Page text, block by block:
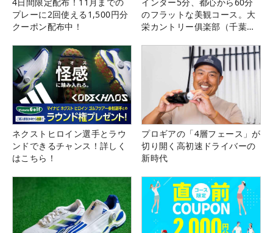
プレーに2回使える1,500円分
クーポン配布中！
のフラットな美観コース。大
栄カントリー俱楽部（千葉
ネクストヒロイン選手とラウ
ンドできるチャンス！詳しく
はこちら！
プロギアの「4層フェース」が
切り開く高初速ドライバーの
新時代